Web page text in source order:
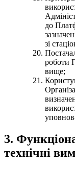
до
зі
роботи
вище;
3.
технічні